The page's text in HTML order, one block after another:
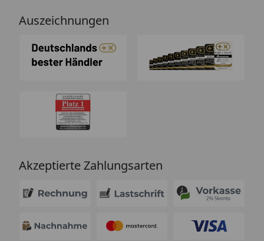
Auszeichnungen
Akzeptierte Zahlungsarten